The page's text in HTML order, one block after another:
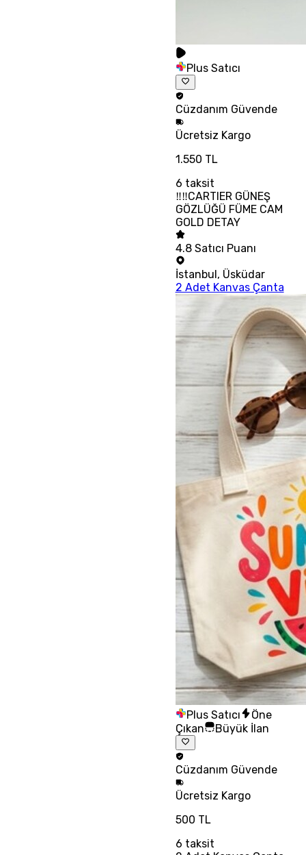
Plus Satıcı
Cüzdanım Güvende
Ücretsiz Kargo
1.550 TL
6 taksit
‼‼CARTIER GÜNEŞ
GÖZLÜĞÜ FÜME CAM
GOLD DETAY
4.8 Satıcı Puanı
İstanbul, Üsküdar
2 Adet Kanvas Çanta
Plus Satıcı
Öne
Çıkan
Büyük İlan
Cüzdanım Güvende
Ücretsiz Kargo
500 TL
6 taksit